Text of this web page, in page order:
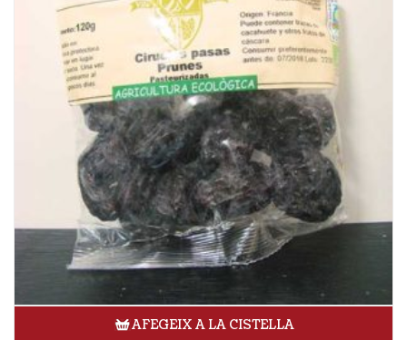
AFEGEIX A LA CISTELLA